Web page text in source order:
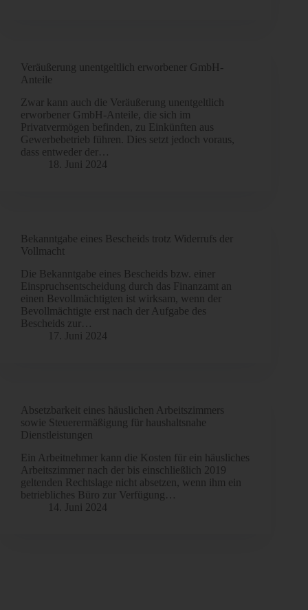
Veräußerung unentgeltlich erworbener GmbH-
Anteile
Zwar kann auch die Veräußerung unentgeltlich
erworbener GmbH-Anteile, die sich im
Privatvermögen befinden, zu Einkünften aus
Gewerbebetrieb führen. Dies setzt jedoch voraus,
dass entweder der…
18. Juni 2024
Bekanntgabe eines Bescheids trotz Widerrufs der
Vollmacht
Die Bekanntgabe eines Bescheids bzw. einer
Einspruchsentscheidung durch das Finanzamt an
einen Bevollmächtigten ist wirksam, wenn der
Bevollmächtigte erst nach der Aufgabe des
Bescheids zur…
17. Juni 2024
Absetzbarkeit eines häuslichen Arbeitszimmers
sowie Steuerermäßigung für haushaltsnahe
Dienstleistungen
Ein Arbeitnehmer kann die Kosten für ein häusliches
Arbeitszimmer nach der bis einschließlich 2019
geltenden Rechtslage nicht absetzen, wenn ihm ein
betriebliches Büro zur Verfügung…
14. Juni 2024